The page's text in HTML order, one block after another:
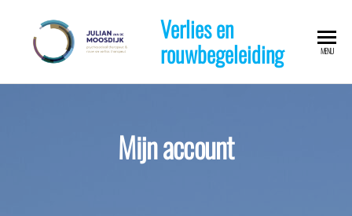
Verlies en
rouwbegeleiding MENU
Mijn account